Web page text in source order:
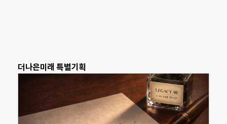
더나은미래 특별기획